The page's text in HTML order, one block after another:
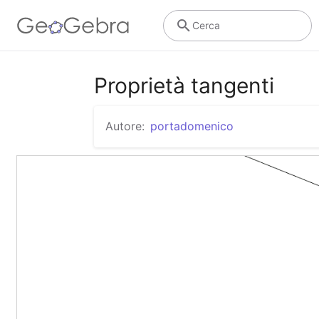
Cerca
Proprietà tangenti
Autore: portadomenico